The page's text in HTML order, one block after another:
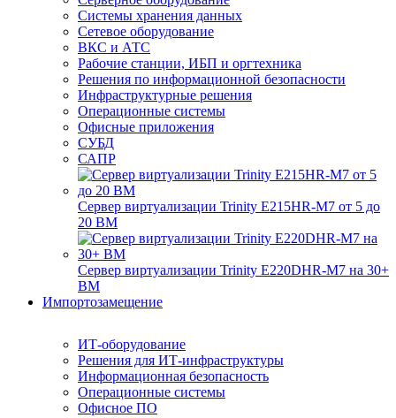
Системы хранения данных
Сетевое оборудование
ВКС и АТС
Рабочие станции, ИБП и оргтехника
Решения по информационной безопасности
Инфраструктурные решения
Операционные системы
Офисные приложения
СУБД
САПР
Сервер виртуализации Trinity E215HR-M7 от 5 до
20 ВМ
Сервер виртуализации Trinity E220DHR-M7 на 30+
ВМ
Импортозамещение
ИТ-оборудование
Решения для ИТ-инфраструктуры
Информационная безопасность
Операционные системы
Офисное ПО